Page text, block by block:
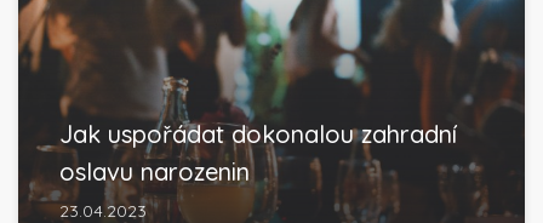
Jak uspořádat dokonalou zahradní
oslavu narozenin
23.04.2023